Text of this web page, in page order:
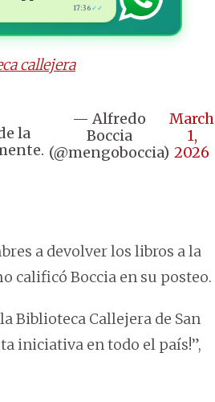
17:36 ✓✓
callejera
la
— Alfredo
Boccia
(@mengoboccia)
March
1,
2026
a devolver los libros a la
calificó Boccia en su posteo.
Biblioteca Callejera de San
iniciativa en todo el país!”,